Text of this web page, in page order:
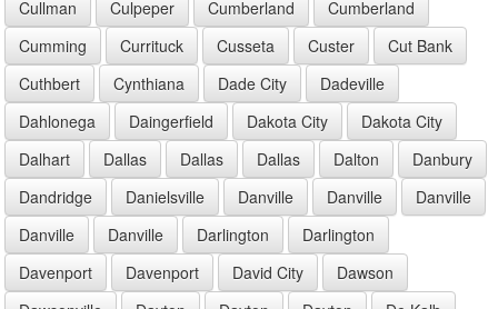
Cullman
Culpeper Cumberland
Cumberland
Cumming
Currituck Cusseta Custer
Cut Bank
Cuthbert
Cynthiana Dade City
Dadeville
Dahlonega
Daingerfield Dakota City
Dakota City
Dalhart
Dallas Dallas Dallas Dalton
Danbury
Dandridge
Danielsville Danville Danville
Danville
Danville
Danville Darlington
Darlington
Davenport
Davenport David City
Dawson